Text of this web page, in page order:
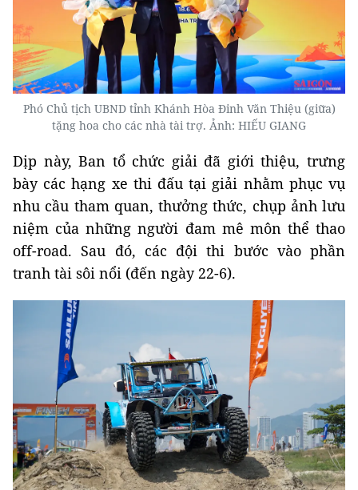
Phó Chủ tịch UBND tỉnh Khánh Hòa Đinh Văn Thiệu (giữa)
tặng hoa cho các nhà tài trợ. Ảnh: HIẾU GIANG
Dịp này, Ban tổ chức giải đã giới thiệu, trưng
bày các hạng xe thi đấu tại giải nhằm phục vụ
nhu cầu tham quan, thưởng thức, chụp ảnh lưu
niệm của những người đam mê môn thể thao
off-road. Sau đó, các đội thi bước vào phần
tranh tài sôi nổi (đến ngày 22-6).